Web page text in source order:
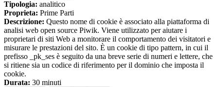
Tipologia: analitico
Proprieta: Prime Parti
Descrizione: Questo nome di cookie è associato alla piattaforma di
analisi web open source Piwik. Viene utilizzato per aiutare i
proprietari di siti Web a monitorare il comportamento dei visitatori e
misurare le prestazioni del sito. È un cookie di tipo pattern, in cui il
prefisso _pk_ses è seguito da una breve serie di numeri e lettere, che
si ritiene sia un codice di riferimento per il dominio che imposta il
cookie.
Durata: 30 minuti